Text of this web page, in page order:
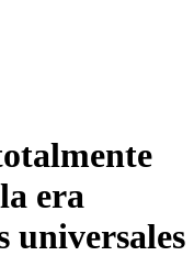
era
universales